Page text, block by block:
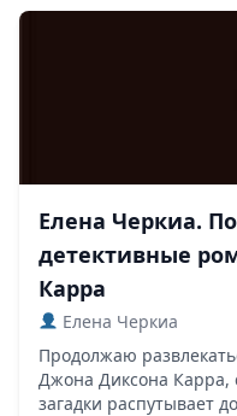
Елена Черкиа.
детективные
Карра
Елена Черкиа
Продолжаю
Джона Диксона Карра,
загадки распутывает